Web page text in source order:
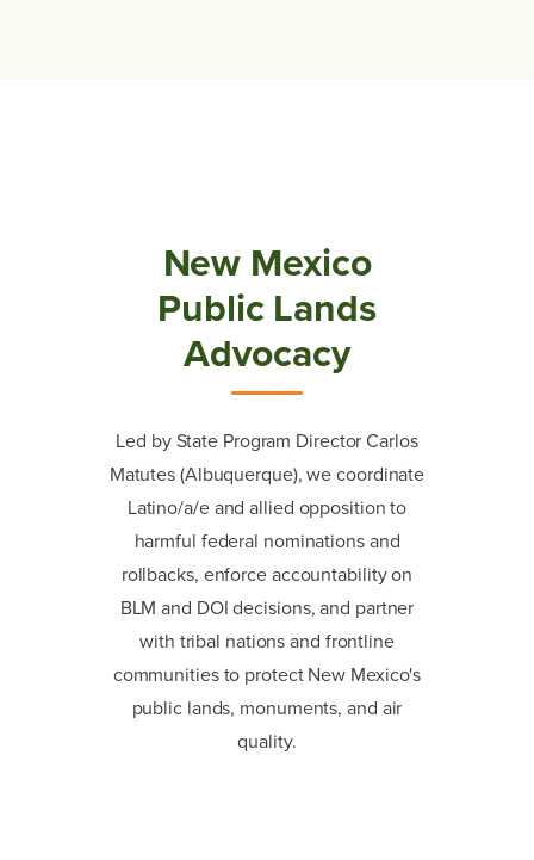
New Mexico
Public Lands
Advocacy
Led by State Program Director Carlos
Matutes (Albuquerque), we coordinate
Latino/a/e and allied opposition to
harmful federal nominations and
rollbacks, enforce accountability on
BLM and DOI decisions, and partner
with tribal nations and frontline
communities to protect New Mexico's
public lands, monuments, and air
quality.